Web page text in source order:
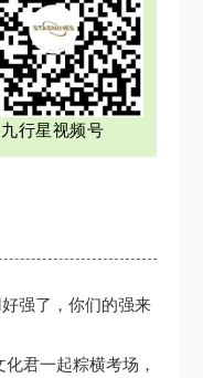
九行星视频号
强了，你们的强来
君一起粽横考场，